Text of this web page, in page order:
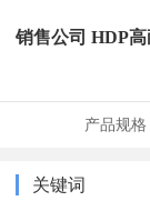
销售公司 HDP
产品规格
关键词